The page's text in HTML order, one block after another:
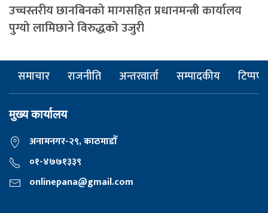
उच्चस्तरीय छानबिनको मागसहित प्रधानमन्त्री कार्यालय
पुग्यो लामिछाने विरुद्धको उजुरी
समाचार राजनीति अन्तरवार्ता सम्पादकीय टिप्पणी
मुख्य कार्यालय
अनामनगर-२९, काठमाडाैँ
०१-४७७१३३९
onlinepana@gmail.com